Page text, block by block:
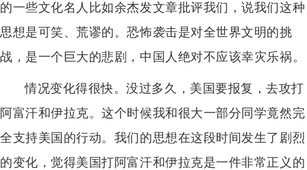
的一些文化名人比如余杰发文章批评我们，说我们这种
思想是可笑、荒谬的。恐怖袭击是对全世界文明的挑
战，是一个巨大的悲剧，中国人绝对不应该幸灾乐祸。
情况变化得很快。没过多久，美国要报复，去攻打
阿富汗和伊拉克。这个时候我和很大一部分同学竟然完
全支持美国的行动。我们的思想在这段时间发生了剧烈
的变化，觉得美国打阿富汗和伊拉克是一件非常正义的